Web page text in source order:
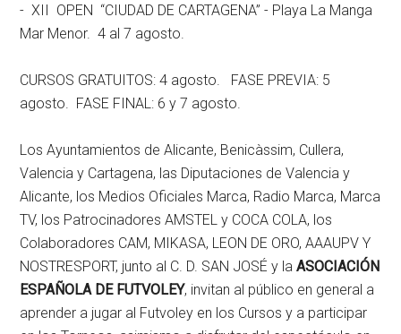
- XII OPEN “CIUDAD DE CARTAGENA” - Playa La Manga
Mar Menor. 4 al 7 agosto.
CURSOS GRATUITOS: 4 agosto. FASE PREVIA: 5
agosto. FASE FINAL: 6 y 7 agosto.
Los Ayuntamientos de Alicante, Benicàssim, Cullera,
Valencia y Cartagena, las Diputaciones de Valencia y
Alicante, los Medios Oficiales Marca, Radio Marca, Marca
TV, los Patrocinadores AMSTEL y COCA COLA, los
Colaboradores CAM, MIKASA, LEON DE ORO, AAAUPV Y
NOSTRESPORT, junto al C. D. SAN JOSÉ y la ASOCIACIÓN
ESPAÑOLA DE FUTVOLEY, invitan al público en general a
aprender a jugar al Futvoley en los Cursos y a participar